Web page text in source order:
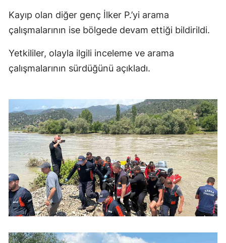
Kayıp olan diğer genç İlker P.’yi arama
çalışmalarının ise bölgede devam ettiği bildirildi.
Yetkililer, olayla ilgili inceleme ve arama
çalışmalarının sürdüğünü açıkladı.